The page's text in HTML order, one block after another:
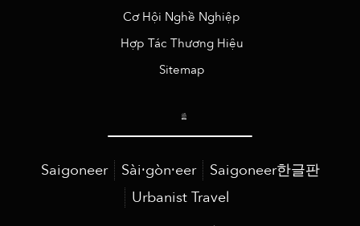
Cơ Hội Nghề Nghiệp
Hợp Tác Thương Hiệu
Sitemap
Saigoneer Sài·gòn·eer
Saigoneer한글판
Urbanist Travel